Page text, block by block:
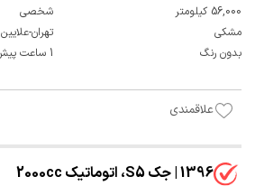
56,000 کیلومتر
شخصی
مشکی
تهران-علایین
بدون رنگ
1 ساعت پیش
علاقمندی
1396 | جک S5، اتوماتیک 2000cc